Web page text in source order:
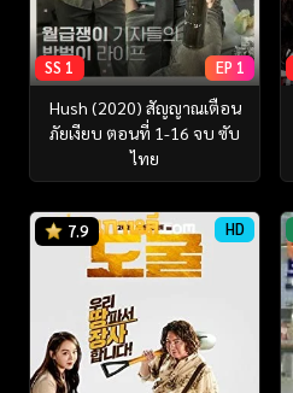
SS 1 EP 1
Hush (2020) สัญญาณเตือน
ภัยเงียบ ตอนที่ 1-16 จบ ซับ
ไทย
7.9 HD